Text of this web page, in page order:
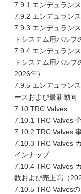
7.9.1 エンデュラン
7.9.2 エンデュラン
7.9.3 エンデュラン
トシステム用バル
7.9.4 エンデュラン
トシステム用バル
2026年）
7.9.5 エンデュラン
ースおよび最新動向
7.10 TRC Valves
7.10.1 TRC Valves
7.10.2 TRC Valves
7.10.3 TRC Valves
インナップ
7.10.4 TRC Valves
数および売上高（
7.10.5 TRC Valves